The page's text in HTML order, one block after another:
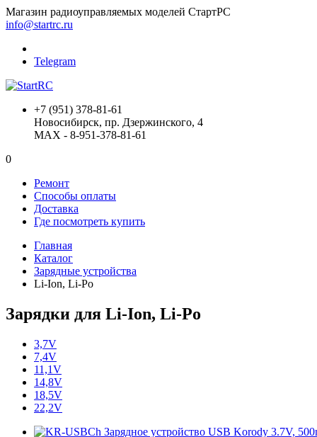
Магазин радиоуправляемых моделей СтартРС
info@startrc.ru
Telegram
+7 (951) 378-81-61
Новосибирск, пр. Дзержинского, 4
MAX - 8-951-378-81-61
0
Ремонт
Способы оплаты
Доставка
Где посмотреть купить
Главная
Каталог
Зарядные устройства
Li-Ion, Li-Po
Зарядки для Li-Ion, Li-Po
3,7V
7,4V
11,1V
14,8V
18,5V
22,2V